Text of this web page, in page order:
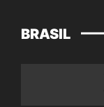
BRASIL